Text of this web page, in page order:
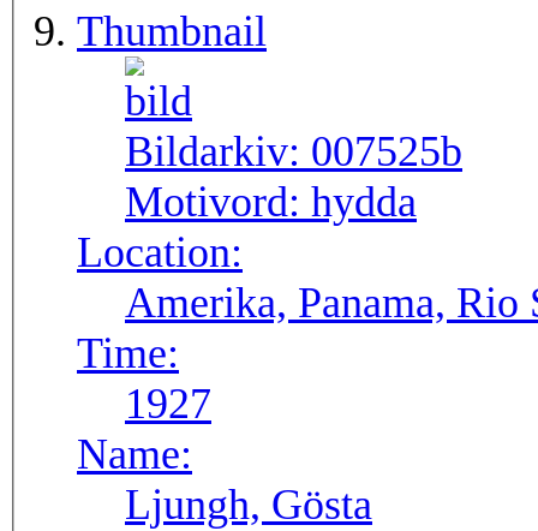
Thumbnail
Bildarkiv: 007525b
Motivord: hydda
Location:
Amerika, Panama, Rio
Time:
1927
Name:
Ljungh, Gösta